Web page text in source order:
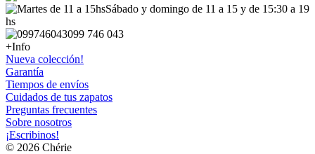
Sábado y domingo de 11 a 15 y de 15:30 a 19
hs
099 746 043
+Info
Nueva colección!
Garantía
Tiempos de envíos
Cuidados de tus zapatos
Preguntas frecuentes
Sobre nosotros
¡Escribinos!
© 2026 Chérie